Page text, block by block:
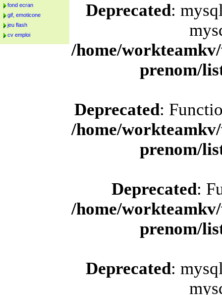
Deprecated:
/home/
prenom/
Deprecated:
/home/
prenom/
Deprecated:
/home/
prenom/
Deprecated:
fond ecran
gif, emoticone
jeu flash
cv emploi